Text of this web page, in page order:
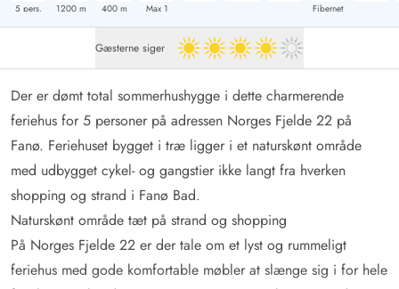
5 pers. 1200 m 400m Max 1 Fibernet
Gæsterne siger 4 ud af 5
Der er dømt total sommerhushygge i dette charmerende
feriehus for 5 personer på adressen Norges Fjelde 22 på
Fanø. Feriehuset bygget i træ ligger i et naturskønt område
med udbygget cykel- og gangstier ikke langt fra hverken
shopping og strand i Fanø Bad.
Naturskønt område tæt på strand og shopping
På Norges Fjelde 22 er der tale om et lyst og rummeligt
feriehus med gode komfortable møbler at slænge sig i for hele